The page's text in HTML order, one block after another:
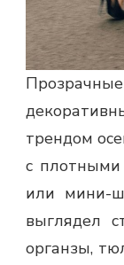
трендом
с плотными
или мини-
выглядел
органзы,